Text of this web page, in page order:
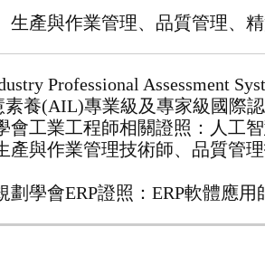
生產與作業管理、品質管理、
Professional Assessment
素養(AIL)專業級及專家級國際
會工業工程師相關證照： 人工
產與作業管理技術師、品質管
劃學會ERP證照：ERP軟體應